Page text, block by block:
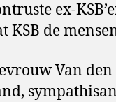
ex-
KSB de
Van